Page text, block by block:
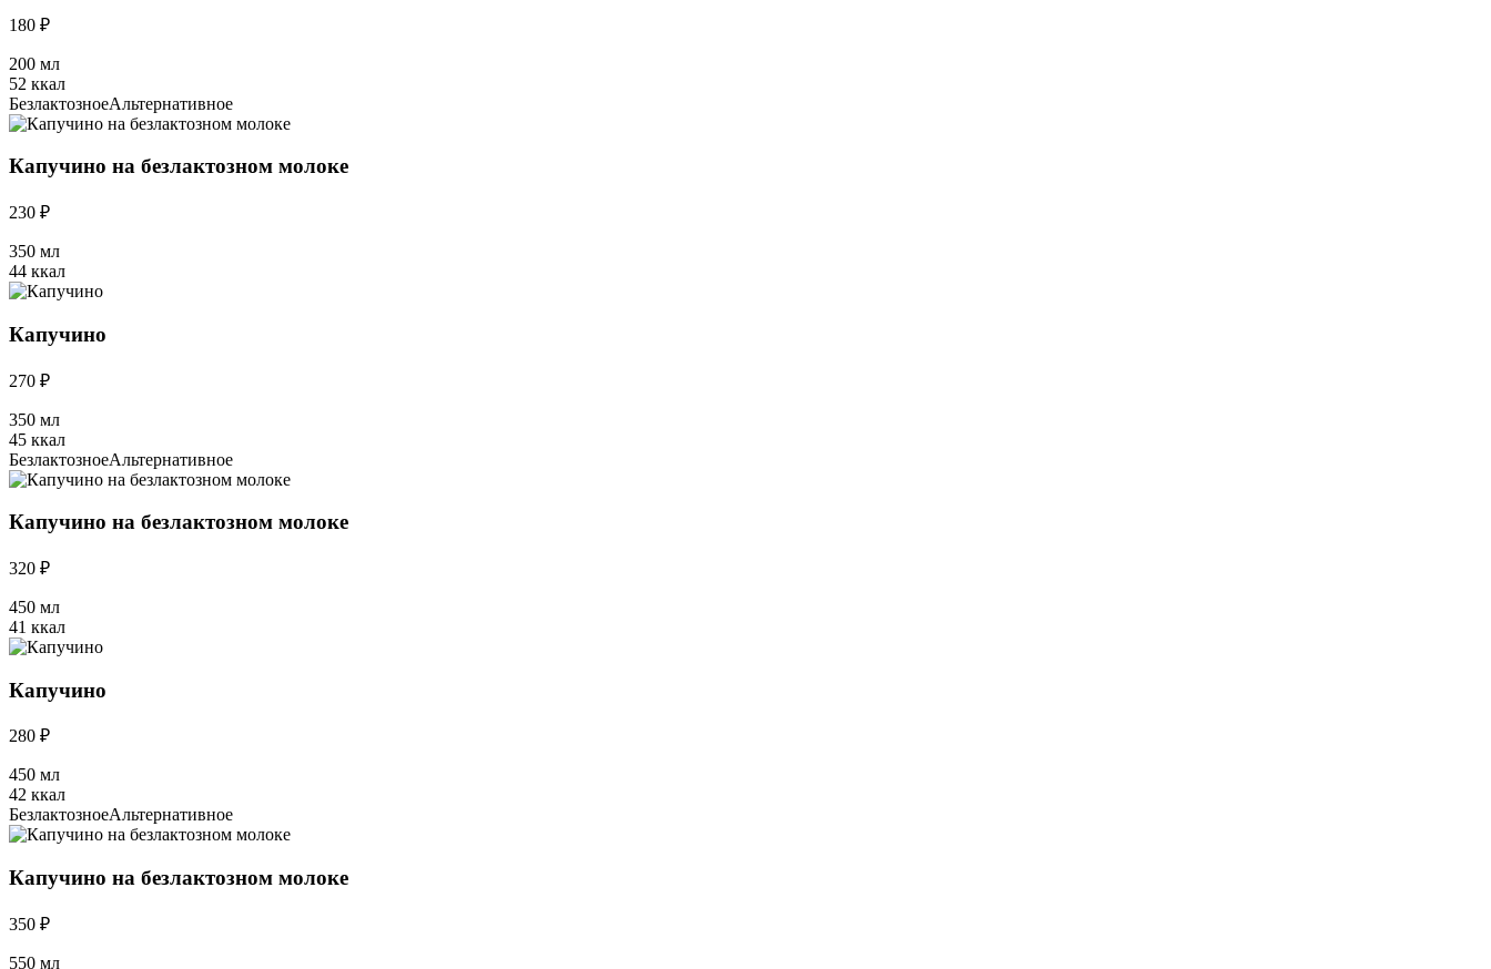
180 ₽
200 мл
52 ккал
БезлактозноеАльтернативное
Капучино на безлактозном молоке
230 ₽
350 мл
44 ккал
Капучино
270 ₽
350 мл
45 ккал
БезлактозноеАльтернативное
Капучино на безлактозном молоке
320 ₽
450 мл
41 ккал
Капучино
280 ₽
450 мл
42 ккал
БезлактозноеАльтернативное
Капучино на безлактозном молоке
350 ₽
550 мл